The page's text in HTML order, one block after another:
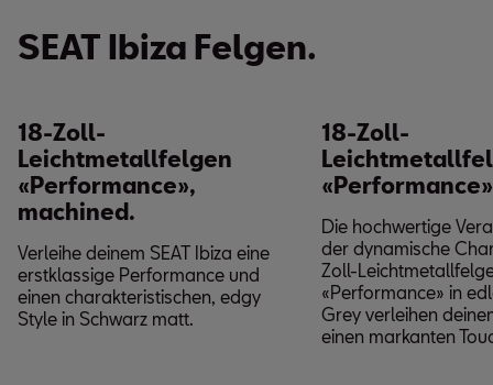
SEAT Ibiza Felgen.
18-Zoll-
Leichtmetallfelgen
«Performance»,
machined.
Verleihe deinem SEAT Ibiza eine
erstklassige Performance und
einen charakteristischen, edgy
Style in Schwarz matt.
18-Zoll-
Die hochwertige
der dynamische
Zoll-
«Performance» in
Grey verleihen
einen markanten